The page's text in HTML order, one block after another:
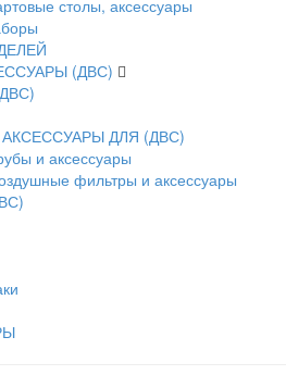
столы, аксессуары
(ДВС)
ДЛЯ (ДВС)
и аксессуары
фильтры и аксессуары